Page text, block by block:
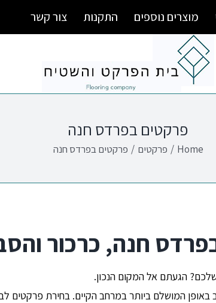
מוצרים נוספים התקנות צור קשר
פרקטים בפרדס חנה
Home
/ פרקטים / פרקטים בפרדס חנה
חנה, כרכור
הגעתם אל המקום הנכון.
המושלם ביותר במרחב הקיים. בחירת פרקטים